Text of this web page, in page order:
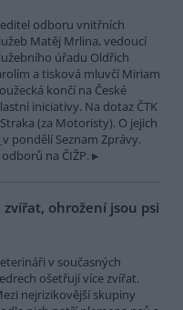
odboru vnitřních
Matěj Mrlina, vedoucí
úřadu Oldřich
a tisková mluvčí Miriam
končí na České
iniciativy. Na dotaz ČTK
(za Motoristy). O jejich
v pondělí Seznam Zprávy.
na ČIŽP.
ohrožení jsou psi
v současných
ošetřují více zvířat.
nejrizikovější skupiny